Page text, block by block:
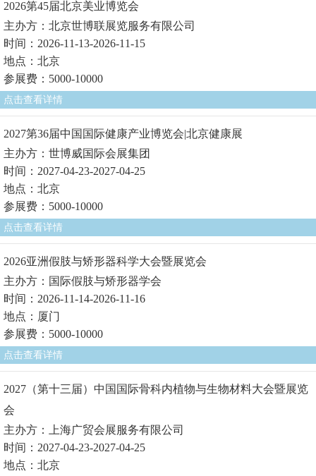
2026第45届北京美业博览会
主办方：北京世博联展览服务有限公司
时间：2026-11-13-2026-11-15
地点：北京
参展费：5000-10000
点击查看详情
2027第36届中国国际健康产业博览会|北京健康展
主办方：世博威国际会展集团
时间：2027-04-23-2027-04-25
地点：北京
参展费：5000-10000
点击查看详情
2026亚洲假肢与矫形器科学大会暨展览会
主办方：国际假肢与矫形器学会
时间：2026-11-14-2026-11-16
地点：厦门
参展费：5000-10000
点击查看详情
2027（第十三届）中国国际骨科内植物与生物材料大会暨展览
会
主办方：上海广贸会展服务有限公司
时间：2027-04-23-2027-04-25
地点：北京